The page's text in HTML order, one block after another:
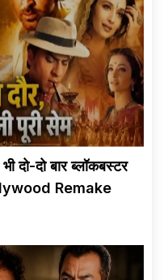
क्या Transgenders
Buddhist Monk बन
सकते हैं ?
महिलाओं को Monk
बनने के लिए पुरुष बनना
पड़ता था ?
दो-दो बार ब्लॉकबस्टर
Remake